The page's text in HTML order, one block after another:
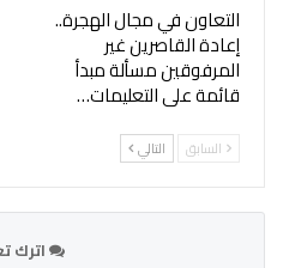
التعاون في مجال الهجرة..
إعادة القاصرين غير
المرفوقين مسألة مبدأ
قائمة على التعليمات…
السابق التالي
اترك